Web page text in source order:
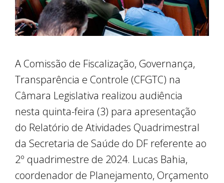
A Comissão de Fiscalização, Governança,
Transparência e Controle (CFGTC) na
Câmara Legislativa realizou audiência
nesta quinta-feira (3) para apresentação
do Relatório de Atividades Quadrimestral
da Secretaria de Saúde do DF referente ao
2º quadrimestre de 2024. Lucas Bahia,
coordenador de Planejamento, Orçamento